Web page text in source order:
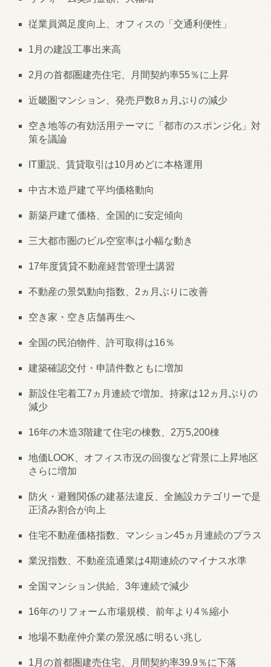
従業員満足度向上、オフィスの「交通利便性」
1月の建設工事出来高
2月の首都圏建売住宅、月間契約率55％に上昇
近畿圏マンション、発売戸数8ヵ月ぶりの減少
空き地等の有効活用テーマに「都市のスポンジ化」対
策を議論
IT重説、賃貸取引は10月めどに本格運用
中古木造戸建て平均価格動向
新築戸建て価格、全国的に安定傾向
三大都市圏のビル空室率は小幅な動き
17年度賃貸不動産経営管理士講習
不動産の景気動向指数、2ヵ月ぶりに改善
空き家・空き店舗再生へ
全国の民泊物件、許可取得は16％
建築確認交付・申請件数ともに増加
新設住宅着工7ヵ月連続で増加。持家は12ヵ月ぶりの
減少
16年の木造3階建て住宅の棟数、2万5,200棟
地価LOOK、オフィス市況の回復など背景に上昇地区
さらに増加
防火・避難関係の建基法違反、全施設カテゴリーで是
正済み割合が向上
住宅不動産価格指数、マンション45ヵ月連続のプラス
業況指数、不動産流通業は4期連続のマイナス水準
全国マンション供給、3年連続で減少
16年のリフォーム市場規模、前年より4％縮小
地場不動産仲介業の景況感に明るい兆し
1月の首都圏建売住宅、月間契約率39.9％に下落